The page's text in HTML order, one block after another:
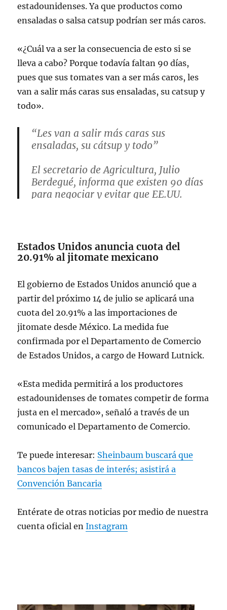
estadounidenses. Ya que productos como
ensaladas o salsa catsup podrían ser más caros.
«¿Cuál va a ser la consecuencia de esto si se
lleva a cabo? Porque todavía faltan 90 días,
pues que sus tomates van a ser más caros, les
van a salir más caras sus ensaladas, su catsup y
todo».
“Les van a salir más caras sus
ensaladas, su cátsup y todo”
El secretario de Agricultura, Julio
Berdegué, informa que existen 90 días
para negociar y evitar que EE.UU.
Más enhttps://t.co/BjdELZkpfR
pic.twitter.com/pyI0s7mLRr
— Joaquín López-Dóriga
(@lopezdoriga)April 15, 2025
Estados Unidos anuncia cuota del
20.91% al jitomate mexicano
El gobierno de Estados Unidos anunció que a
partir del próximo 14 de julio se aplicará una
cuota del 20.91% a las importaciones de
jitomate desde México. La medida fue
confirmada por el Departamento de Comercio
de Estados Unidos, a cargo de Howard Lutnick.
«Esta medida permitirá a los productores
estadounidenses de tomates competir de forma
justa en el mercado», señaló a través de un
comunicado el Departamento de Comercio.
Te puede interesar: Sheinbaum buscará que
bancos bajen tasas de interés; asistirá a
Convención Bancaria
Entérate de otras noticias por medio de nuestra
cuenta oficial enInstagram